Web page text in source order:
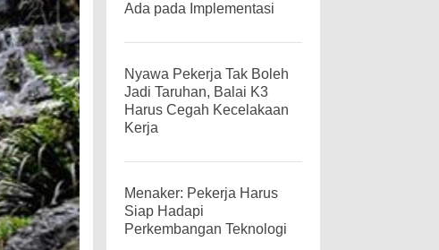
Ada pada Implementasi
Nyawa Pekerja Tak Boleh
Jadi Taruhan, Balai K3
Harus Cegah Kecelakaan
Kerja
Menaker: Pekerja Harus
Siap Hadapi
Perkembangan Teknologi